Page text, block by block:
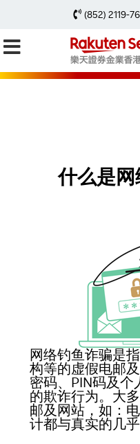
(852) 2119-
提防网络钓鱼
什么是网
网络钓鱼诈骗是
构等的虚假电邮
密码、PIN码及
的欺诈行为。大
邮及网站，如：
计都与真实的几乎